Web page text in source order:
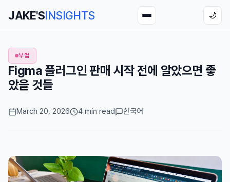
JAKE'SINSIGHTS 🌙
부업
Figma 플러그인 판매 시작 전에 알았으면 좋
았을 것들
March 20, 2026 4 min read 한국어